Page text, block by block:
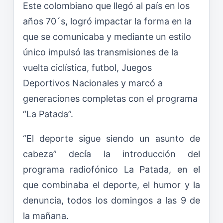
Este colombiano que llegó al país en los
años 70´s, logró impactar la forma en la
que se comunicaba y mediante un estilo
único impulsó las transmisiones de la
vuelta ciclística, futbol, Juegos
Deportivos Nacionales y marcó a
generaciones completas con el programa
“La Patada”.
“El deporte sigue siendo un asunto de
cabeza” decía la introducción del
programa radiofónico La Patada, en el
que combinaba el deporte, el humor y la
denuncia, todos los domingos a las 9 de
la mañana.